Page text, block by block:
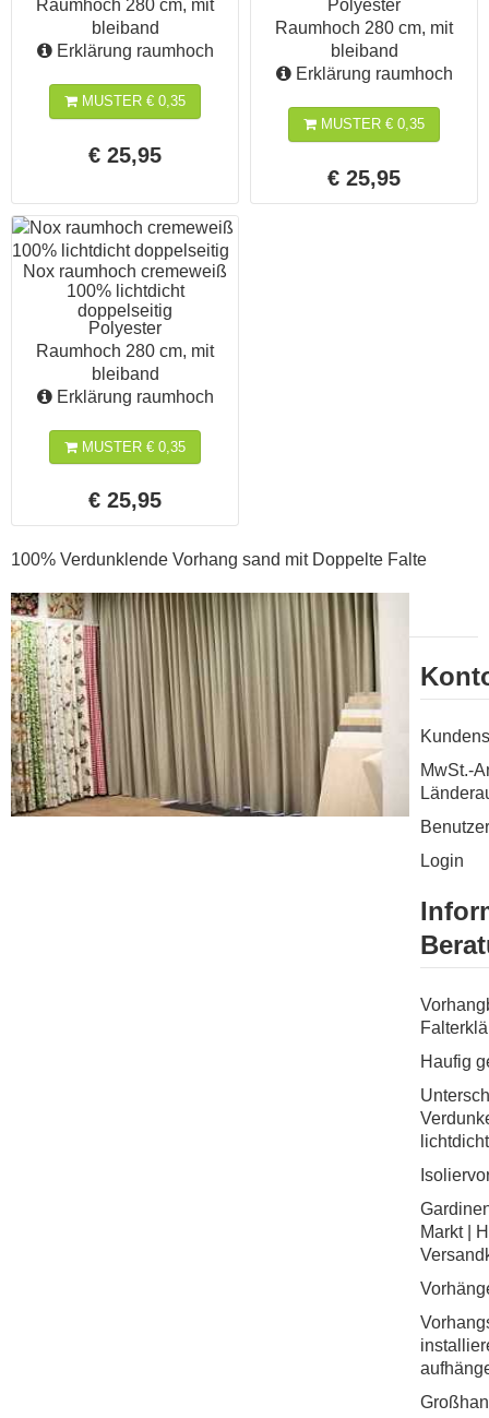
Raumhoch 280 cm, mit
bleiband
Erklärung raumhoch
MUSTER € 0,35
€ 25,95
Polyester
Raumhoch 280 cm, mit
bleiband
Erklärung raumhoch
MUSTER € 0,35
€ 25,95
Nox raumhoch cremeweiß
100% lichtdicht
doppelseitig
Polyester
Raumhoch 280 cm, mit
bleiband
Erklärung raumhoch
MUSTER € 0,35
€ 25,95
100% Verdunklende Vorhang sand mit Doppelte Falte
MwSt.-
Login
Haufig
Markt |